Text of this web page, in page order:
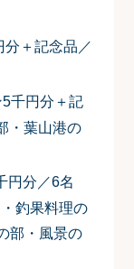
分＋記念品／
千円分＋記
・葉山港の
円分／6名
釣果料理の
部・風景の